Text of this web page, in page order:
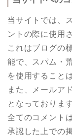
当サイトでは、
ントの際に使用
これはブログの
能で、スパム・
を使用すること
また、メールア
となっております
全てのコメント
承認した上での